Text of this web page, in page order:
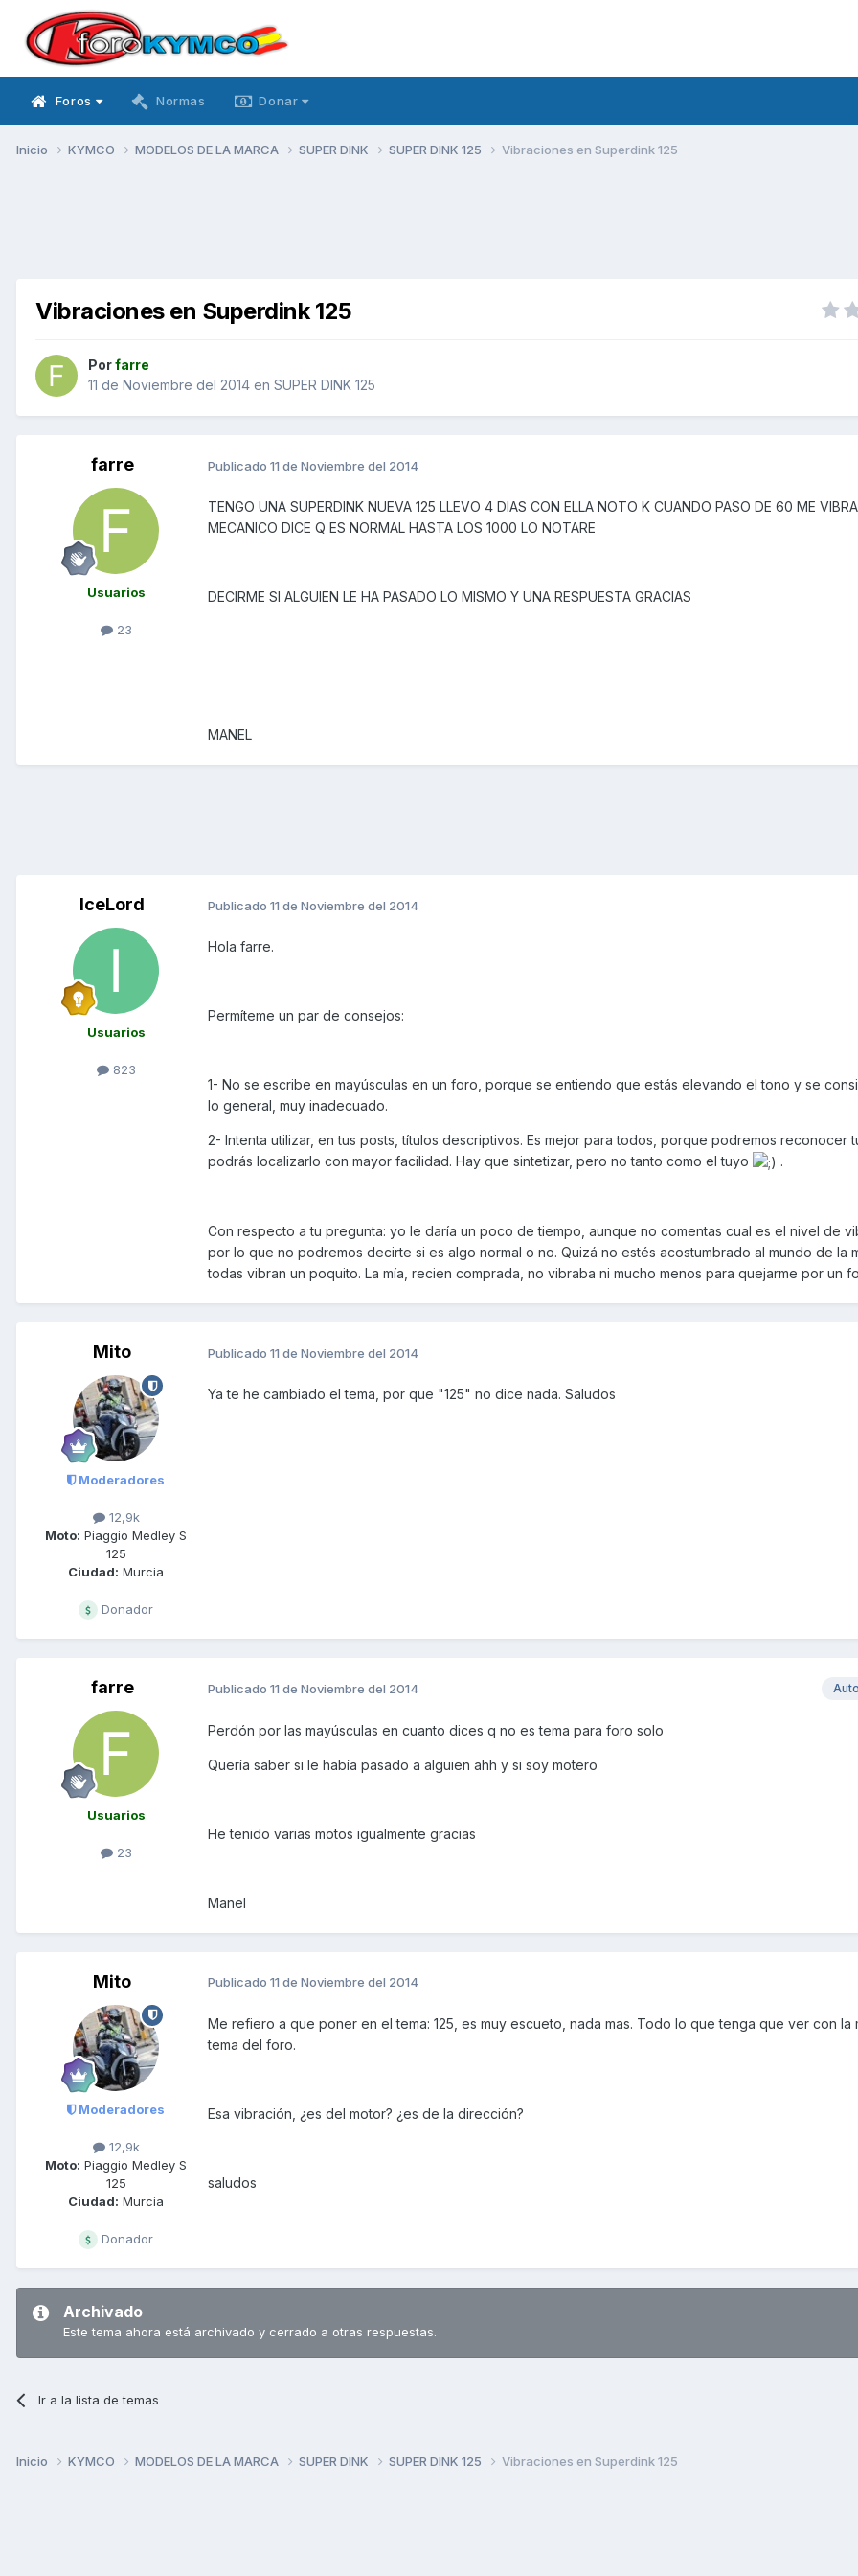
Foros Normas Donar
Inicio KYMCO MODELOS DE LA MARCA SUPER DINK SUPER DINK 125 Vibraciones en Superdink 125
Vibraciones en Superdink 125
Porfarre
11 de Noviembre del 2014 en SUPER DINK 125
farre
Usuarios
23
Publicado 11 de Noviembre del 2014
TENGO UNA SUPERDINK NUEVA 125 LLEVO 4 DIAS CON ELLA NOTO K CUANDO PASO DE 60 ME
MECANICO DICE Q ES NORMAL HASTA LOS 1000 LO NOTARE
DECIRME SI ALGUIEN LE HA PASADO LO MISMO Y UNA RESPUESTA GRACIAS
MANEL
IceLord
Usuarios
823
Publicado 11 de Noviembre del 2014
Hola farre.
Permíteme un par de consejos:
1- No se escribe en mayúsculas en un foro, porque se entiendo que estás elevando el tono y se
lo general, muy inadecuado.
2- Intenta utilizar, en tus posts, títulos descriptivos. Es mejor para todos, porque podremos reconocer
podrás localizarlo con mayor facilidad. Hay que sintetizar, pero no tanto como el tuyo
.
Con respecto a tu pregunta: yo le daría un poco de tiempo, aunque no comentas cual es el nivel de
por lo que no podremos decirte si es algo normal o no. Quizá no estés acostumbrado al mundo de la
todas vibran un poquito. La mía, recien comprada, no vibraba ni mucho menos para quejarme por un
Mito
Moderadores
12,9k
Moto: Piaggio Medley S
125
Ciudad: Murcia
Donador
Publicado 11 de Noviembre del 2014
Ya te he cambiado el tema, por que "125" no dice nada. Saludos
farre
Usuarios
23
Publicado 11 de Noviembre del 2014
Perdón por las mayúsculas en cuanto dices q no es tema para foro solo
Quería saber si le había pasado a alguien ahh y si soy motero
He tenido varias motos igualmente gracias
Manel
Mito
Moderadores
12,9k
Moto: Piaggio Medley S
125
Ciudad: Murcia
Donador
Publicado 11 de Noviembre del 2014
Me refiero a que poner en el tema: 125, es muy escueto, nada mas. Todo lo que tenga que ver con la
tema del foro.
Esa vibración, ¿es del motor? ¿es de la dirección?
saludos
Archivado
Este tema ahora está archivado y cerrado a otras respuestas.
Ir a la lista de temas
Inicio KYMCO MODELOS DE LA MARCA SUPER DINK SUPER DINK 125 Vibraciones en Superdink 125